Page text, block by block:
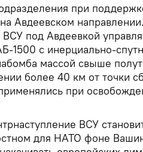
при
Авдеевском
под Авдеевкой
1500 с инерциально-
массой свыше
более 40 км от точки
при
ВСУ
для НАТО фоне